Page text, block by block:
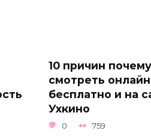
10 причин почему
смотреть
бесплатно и на
Ухкино
0 759